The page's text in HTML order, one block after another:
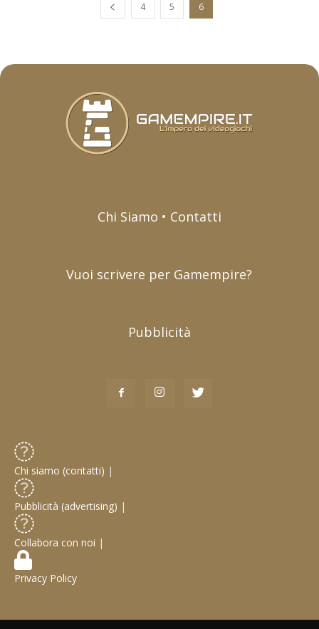
4 5 6
Chi Siamo • Contatti
Vuoi scrivere per Gamempire?
Pubblicità
Chi siamo (contatti) |
Pubblicità (advertising) |
Collabora con noi |
Privacy Policy